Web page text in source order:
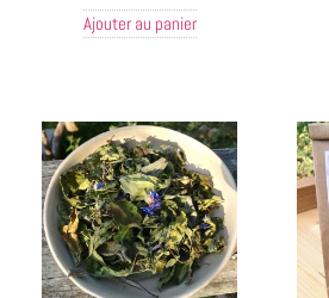
Ajouter au panier